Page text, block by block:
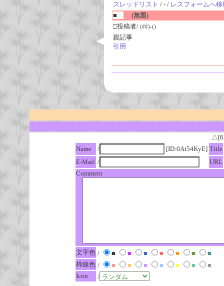
スレッドリスト / - / レスフォームへ移
■
(無題)
□投稿者/ (##)-()
親記事
引用
Name
/ [ID:0At54KyE] Title
E-Mail /
URL
Comment
文字色 / ■ ■ ■ ■ ■ ■
■
枠線色 / ■ ■ ■ ■ ■ ■
■
Icon
/